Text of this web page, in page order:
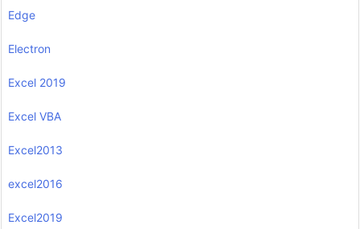
Edge
Electron
Excel 2019
Excel VBA
Excel2013
excel2016
Excel2019